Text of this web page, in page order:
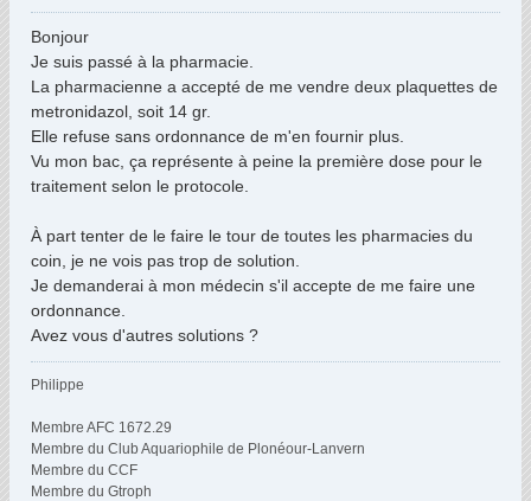
e
s
g
e
Bonjour
Je suis passé à la pharmacie.
La pharmacienne a accepté de me vendre deux plaquettes de
metronidazol, soit 14 gr.
Elle refuse sans ordonnance de m'en fournir plus.
Vu mon bac, ça représente à peine la première dose pour le
traitement selon le protocole.
À part tenter de le faire le tour de toutes les pharmacies du
coin, je ne vois pas trop de solution.
Je demanderai à mon médecin s'il accepte de me faire une
ordonnance.
Avez vous d'autres solutions ?
Philippe
Membre AFC 1672.29
Membre du Club Aquariophile de Plonéour-Lanvern
Membre du CCF
Membre du Gtroph